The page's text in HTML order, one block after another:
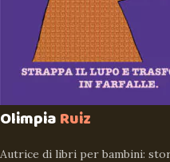
OlimpiaRuiz
Autrice di libri per bambini: